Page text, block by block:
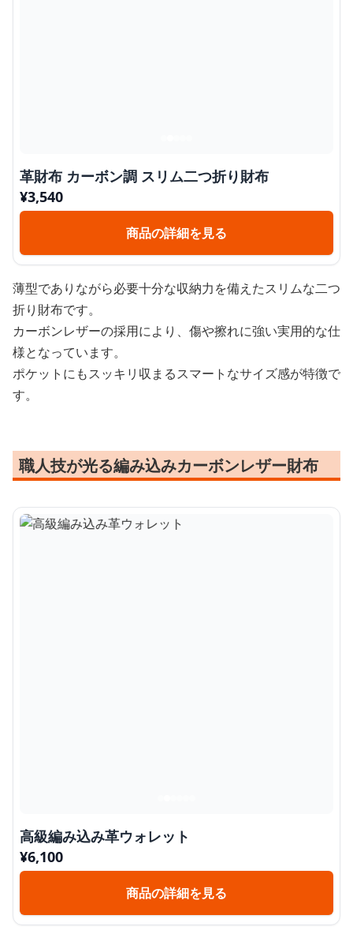
革財布 カーボン調 スリム二つ折り財布
¥3,540
商品の詳細を見る
薄型でありながら必要十分な収納力を備えたスリムな二つ
折り財布です。
カーボンレザーの採用により、傷や擦れに強い実用的な仕
様となっています。
ポケットにもスッキリ収まるスマートなサイズ感が特徴で
す。
職人技が光る編み込みカーボンレザー財布
高級編み込み革ウォレット
¥6,100
商品の詳細を見る